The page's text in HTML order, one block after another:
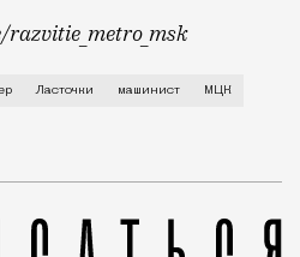
на четвертом уровне
Ласточки машинист МЦК